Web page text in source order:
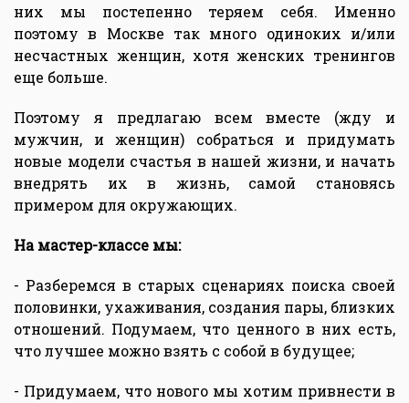
них мы постепенно теряем себя. Именно
поэтому в Москве так много одиноких и/или
несчастных женщин, хотя женских тренингов
еще больше.
Поэтому я предлагаю всем вместе (жду и
мужчин, и женщин) собраться и придумать
новые модели счастья в нашей жизни, и начать
внедрять их в жизнь, самой становясь
примером для окружающих.
На мастер-классе мы:
- Разберемся в старых сценариях поиска своей
половинки, ухаживания, создания пары, близких
отношений. Подумаем, что ценного в них есть,
что лучшее можно взять с собой в будущее;
- Придумаем, что нового мы хотим привнести в